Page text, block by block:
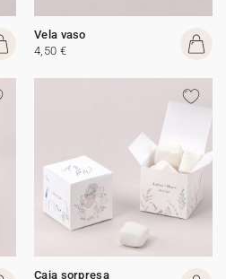
Vela vaso
4,50 €
Caja sorpresa